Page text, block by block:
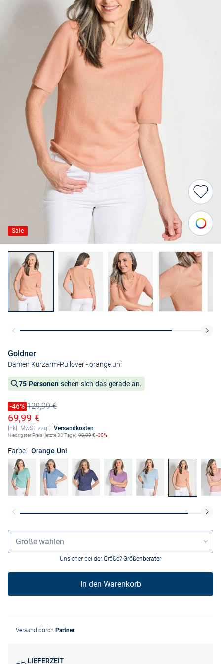
Sale
Goldner
Damen Kurzarm-Pullover- orange uni
75 Personen sehen sich das gerade an.
Preis reduziert um
-46%
Alter Preis129,99 €
Ermäßigter Preis
69,99 €
Inkl. MwSt. zzgl. Versandkosten
Niedrigster Preis (letzte 30 Tage):99,99€ -30%
Farbe: Orange Uni
Größenauswahl
Größe wählen
Unsicher bei der Größe? Größenberater
In den Warenkorb
Versand durch Partner
LIEFERZEIT